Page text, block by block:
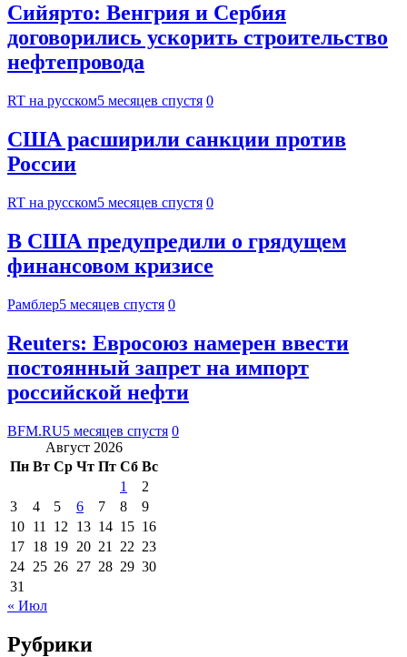
Сийярто: Венгрия и Сербия
договорились ускорить строительство
нефтепровода
RT на русском5 месяцев спустя 0
США расширили санкции против
России
RT на русском5 месяцев спустя 0
В США предупредили о грядущем
финансовом кризисе
Рамблер5 месяцев спустя 0
Reuters: Евросоюз намерен ввести
постоянный запрет на импорт
российской нефти
BFM.RU5 месяцев спустя 0
Август 2026
Пн Вт Ср Чт Пт Сб Вс
1
2
3
4 5 6 7 8
9
10 11 12 13 14 15 16
17 18 19 20 21 22 23
24 25 26 27 28 29 30
31
« Июл
Рубрики